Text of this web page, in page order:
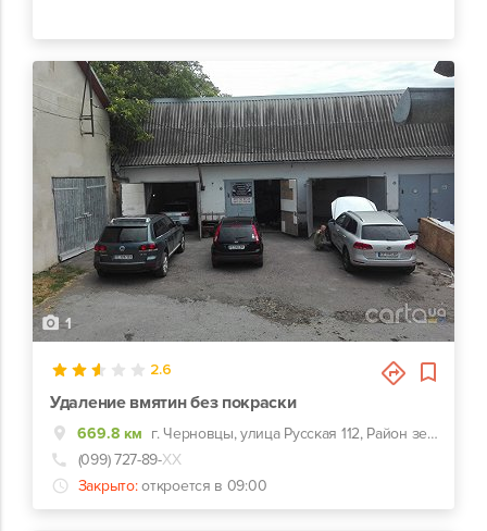
1
2.6
Удаление вмятин без покраски
669.8 км
г. Черновцы, улица Русская 112, Район зелёного базара
(099) 727-89-ХХ
Закрыто: откроется в 09:00